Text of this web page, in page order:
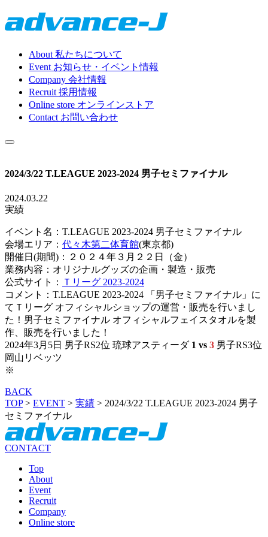
About 私たちについて
Event お知らせ・イベント情報
Company 会社情報
Recruit 採用情報
Online store オンラインストア
Contact お問い合わせ
2024/3/22 T.LEAGUE 2023-2024 男子セミファイナル
2024.03.22
実績
イベント名：T.LEAGUE 2023-2024 男子セミファイナル
会場エリア： 代々木第二体育館(東京都)
開催日(期間)：２０２４年３月２２日（金）
業務内容：オリジナルグッズの企画・製造・販売
公式サイト：
Ｔリーグ 2023-2024
コメント：T.LEAGUE 2023-2024 「男子セミファイナル」に
てＴリーグ オフィシャルショップの運営・販売を行いまし
た！男子セミファイナル オフィシャルフェイスタオルを製
作、販売を行いました！
2024年3月5日 男子RS2位 琉球アスティーダ 1 vs 3 男子RS3位
岡山リベッツ
※
BACK
TOP> EVENT > 実績 > 2024/3/22 T.LEAGUE 2023-2024 男子
セミファイナル
CONTACT
Top
About
Event
Recruit
Company
Online store